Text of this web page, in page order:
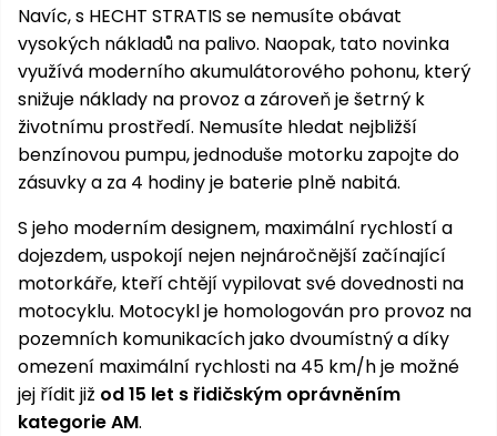
nářadí
Rozmetadla
a posypové
vozíky
Zametací
stroje
Sněhové
frézy
Sněhová
hrabla,
škrabky
na led
Příslušenství
Příslušenství
Topidla
Navijáky
a kladky
Navíc, s HECHT STRATIS se nemusíte obávat
vysokých nákladů na palivo. Naopak, tato novinka
využívá moderního akumulátorového pohonu, který
snižuje náklady na provoz a zároveň je šetrný k
životnímu prostředí. Nemusíte hledat nejbližší
benzínovou pumpu, jednoduše motorku zapojte do
zásuvky a za 4 hodiny je baterie plně nabitá.
S jeho moderním designem, maximální rychlostí a
dojezdem, uspokojí nejen nejnáročnější začínající
motorkáře, kteří chtějí vypilovat své dovednosti na
motocyklu. Motocykl je homologován pro provoz na
pozemních komunikacích jako dvoumístný a díky
omezení maximální rychlosti na 45 km/h je možné
jej řídit již od 15 let s řidičským oprávněním
kategorie AM.